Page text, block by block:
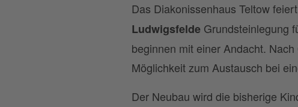
Das Diakonissenhaus Teltow
Ludwigsfelde Grundsteinlegung
beginnen mit einer Andacht.
Möglichkeit zum Austausch bei
Der Neubau wird die bisherige